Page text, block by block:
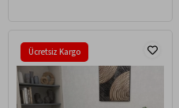
Ücretsiz Kargo